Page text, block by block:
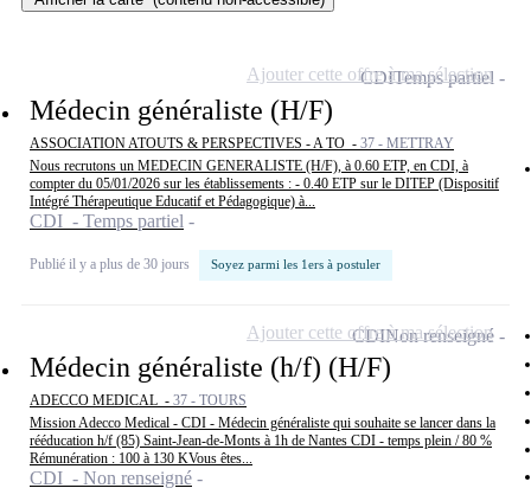
Médecin généraliste (H/F)
ASSOCIATION ATOUTS & PERSPECTIVES - A TO - 37 - METTRAY
Nous recrutons un MEDECIN GENERALISTE (H/F), à 0.60 ETP, en CDI, à
compter du 05/01/2026 sur les établissements : - 0.40 ETP sur le DITEP (Dispositif
Intégré Thérapeutique Educatif et Pédagogique) à...
CDI - Temps partiel
Publié il y a plus de 30 jours Soyez parmi les 1ers à postuler
CDITemps partiel
Ajouter cette offre à ma sélection
Médecin généraliste (h/f) (H/F)
ADECCO MEDICAL - 37 - TOURS
Mission Adecco Medical - CDI - Médecin généraliste qui souhaite se lancer dans la
rééducation h/f (85) Saint-Jean-de-Monts à 1h de Nantes CDI - temps plein / 80 %
Rémunération : 100 à 130 KVous êtes...
CDI - Non renseigné
CDINon renseigné
Ajouter cette offre à ma sélection